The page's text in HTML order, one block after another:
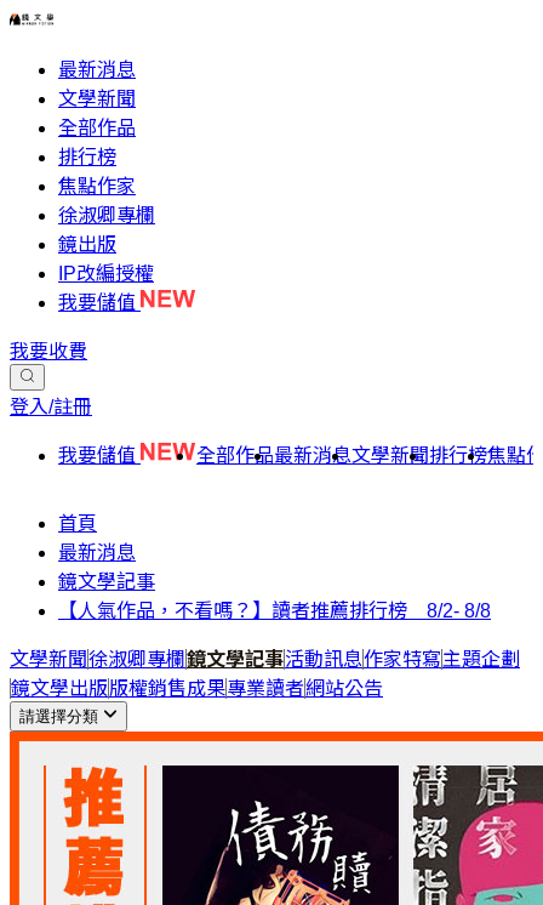
最新消息
文學新聞
全部作品
排行榜
焦點作家
徐淑卿專欄
鏡出版
IP改編授權
我要儲值
我要收費
登入/註冊
我要儲值 全部作品最新消息文學新聞排行榜焦點
首頁
最新消息
鏡文學記事
【人氣作品，不看嗎？】讀者推薦排行榜 8/2- 8/8
文學新聞徐淑卿專欄鏡文學記事活動訊息作家特寫主題企劃
鏡文學出版版權銷售成果專業讀者網站公告
請選擇分類